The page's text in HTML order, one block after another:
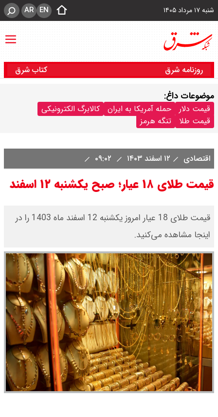
شنبه ۱۷ مرداد ۱۴۰۵ EN
AR
روزنامه شرق کتاب شرق
موضوعات داغ:
قیمت دلار حمله آمریکا به ایران
کالابرگ الکترونیکی
قیمت طلا
تنگه هرمز
اقتصادی ۱۲ اسفند ۱۴۰۳
قیمت طلای ۱۸ عیار؛ صبح یکشنبه ۱۲ اسفند
قیمت طلای 18 عیار امروز یکشنبه 12 اسفند ماه 1403 را در
اینجا مشاهده می‌کنید.